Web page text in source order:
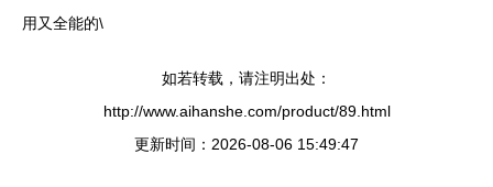
用又全能的\
如若转载，请注明出处：
http://www.aihanshe.com/product/89.html
更新时间：2026-08-06 15:49:47